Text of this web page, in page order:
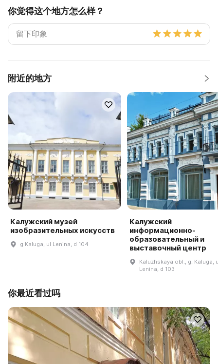
你觉得这个地方怎么样？
附近的地方
Калужский музей
изобразительных искусств
g Kaluga, ul Lenina, d 104
Калужский
информационно-
образовательный и
выставочный центр
Kaluzhskaya obl., g. Kaluga,
Lenina, d 103
你最近看过吗